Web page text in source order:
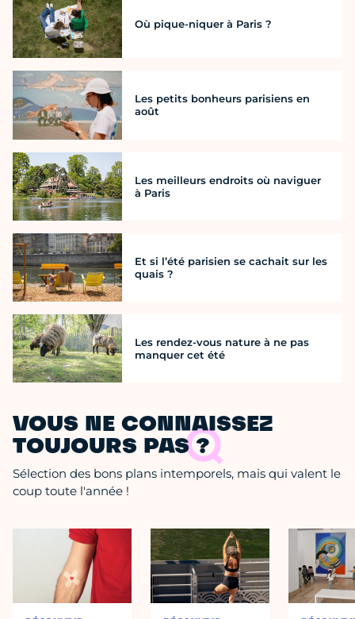
Où pique-niquer à Paris ?
Les petits bonheurs parisiens en
août
Les meilleurs endroits où naviguer
à Paris
Et si l’été parisien se cachait sur les
quais ?
Les rendez-vous nature à ne pas
manquer cet été
VOUS NE CONNAISSEZ
TOUJOURS PAS ?
Sélection des bons plans intemporels, mais qui valent le
coup toute l'année !